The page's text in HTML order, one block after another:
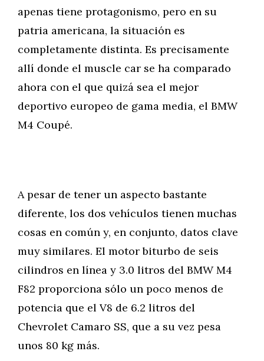
apenas tiene protagonismo, pero en su
patria americana, la situación es
completamente distinta. Es precisamente
allí donde el muscle car se ha comparado
ahora con el que quizá sea el mejor
deportivo europeo de gama media, el BMW
M4 Coupé.
A pesar de tener un aspecto bastante
diferente, los dos vehículos tienen muchas
cosas en común y, en conjunto, datos clave
muy similares. El motor biturbo de seis
cilindros en línea y 3.0 litros del BMW M4
F82 proporciona sólo un poco menos de
potencia que el V8 de 6.2 litros del
Chevrolet Camaro SS, que a su vez pesa
unos 80 kg más.